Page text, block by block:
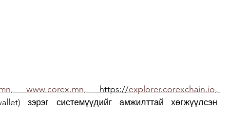
www.corex.mn, https://explorer.corexchain.io,
зэрэг системүүдийг амжилттай хөгжүүлсэн